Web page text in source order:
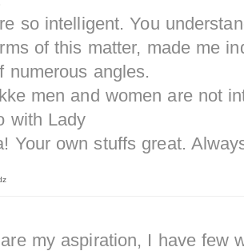
so intelligent. You
of this matter, made me
numerous angles.
men and women are not
with Lady
Your own stuffs great.
my aspiration, I have few